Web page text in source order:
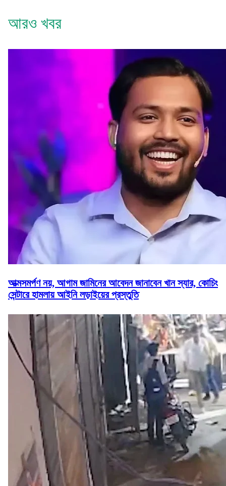
আরও খবর
আত্মসমর্পণ নয়, আগাম জামিনের আবেদন জানাবেন খান স্যার, কোচিং
সেন্টারে হামলায় আইনি লড়াইয়ের প্রস্তুতি